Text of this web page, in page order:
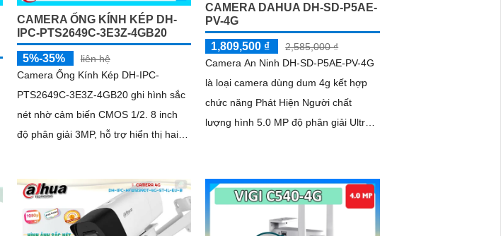
CAMERA ỐNG KÍNH KÉP DH-
IPC-PTS2649C-3E3Z-4GB20
5%-35%
liên hệ
Camera Ống Kính Kép DH-IPC-
PTS2649C-3E3Z-4GB20 ghi hình sắc
nét nhờ cảm biến CMOS 1/2. 8 inch
độ phân giải 3MP, hỗ trợ hiển thị hai
CAMERA DAHUA DH-SD-P5AE-
PV-4G
1,809,500 ₫
2,585,000 ₫
Camera An Ninh DH-SD-P5AE-PV-4G
là loại camera dùng dum 4g kết hợp
chức năng Phát Hiện Người chất
lượng hình 5.0 MP độ phân giải Ultra